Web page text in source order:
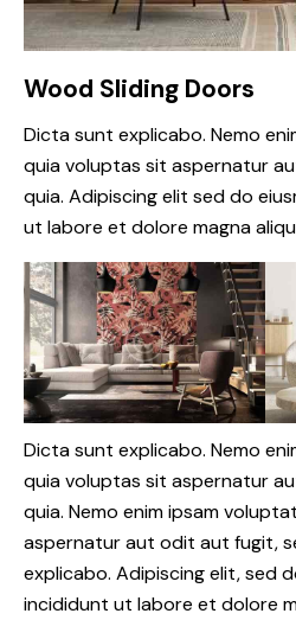
Wood Sliding Doors
Dicta sunt explicabo. Nemo
quia voluptas sit aspernatur
quia. Adipiscing elit sed do
ut labore et dolore magna
Dicta sunt explicabo. Nemo
quia voluptas sit aspernatur
quia. Nemo enim ipsam
aspernatur aut odit aut fugit,
explicabo. Adipiscing elit, sed
incididunt ut labore et dolore